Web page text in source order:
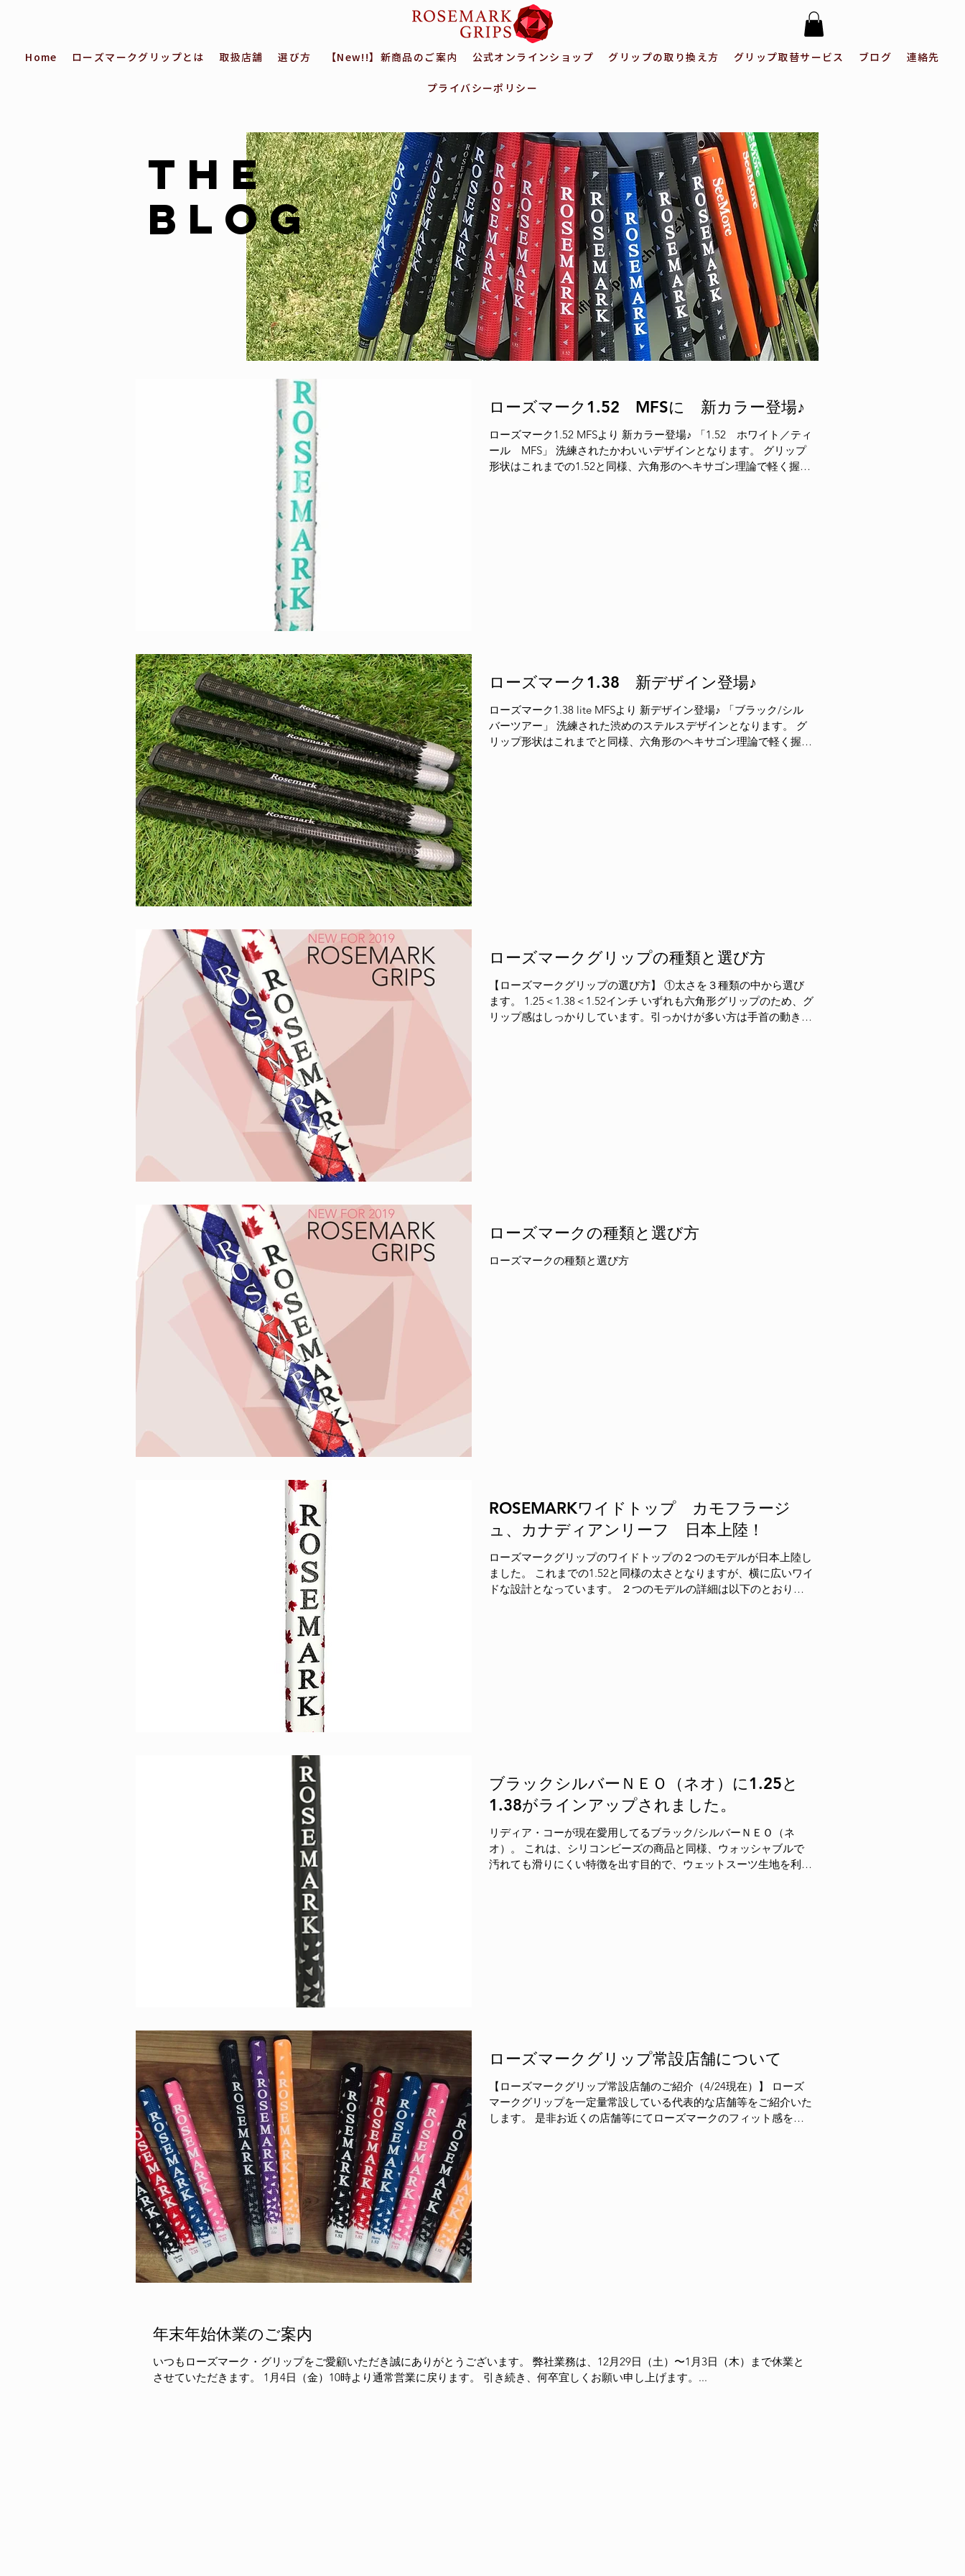
Home ローズマークグリップとは 取扱店舗 選び方 【New!!】新商品のご案内 公式オンラインショップ グリップの取り換え方 グリップ取替サービス ブログ 連絡先
プライバシーポリシー
THE
BLOG
ローズマーク1.52 MFSに 新カラー登場♪
ローズマーク1.52 MFSより 新カラー登場♪ 「1.52 ホワイト／ティ
ール MFS」 洗練されたかわいいデザインとなります。 グリップ
形状はこれまでの1.52と同様、六角形のヘキサゴン理論で軽く握っ
ローズマーク1.38 新デザイン登場♪
ローズマーク1.38 lite MFSより 新デザイン登場♪ 「ブラック/シル
バーツアー」 洗練された渋めのステルスデザインとなります。 グ
リップ形状はこれまでと同様、六角形のヘキサゴン理論で軽く握っ
ローズマークグリップの種類と選び方
【ローズマークグリップの選び方】 ①太さを３種類の中から選び
ます。 1.25＜1.38＜1.52インチ いずれも六角形グリップのため、グ
リップ感はしっかりしています。引っかけが多い方は手首の動きを
ローズマークの種類と選び方
ローズマークの種類と選び方
ROSEMARKワイドトップ カモフラージ
ュ、カナディアンリーフ 日本上陸！
ローズマークグリップのワイドトップの２つのモデルが日本上陸し
ました。 これまでの1.52と同様の太さとなりますが、横に広いワイ
ドな設計となっています。 ２つのモデルの詳細は以下のとおりで
ブラックシルバーＮＥＯ（ネオ）に1.25と
1.38がラインアップされました。
リディア・コーが現在愛用してるブラック/シルバーＮＥＯ（ネ
オ）。 これは、シリコンビーズの商品と同様、ウォッシャブルで
汚れても滑りにくい特徴を出す目的で、ウェットスーツ生地を利用
ローズマークグリップ常設店舗について
【ローズマークグリップ常設店舗のご紹介（4/24現在）】 ローズ
マークグリップを一定量常設している代表的な店舗等をご紹介いた
します。 是非お近くの店舗等にてローズマークのフィット感をお
年末年始休業のご案内
いつもローズマーク・グリップをご愛顧いただき誠にありがとうございます。 弊社業務は、12月29日（土）〜1月3日（木）まで休業と
させていただきます。 1月4日（金）10時より通常営業に戻ります。 引き続き、何卒宜しくお願い申し上げます。...